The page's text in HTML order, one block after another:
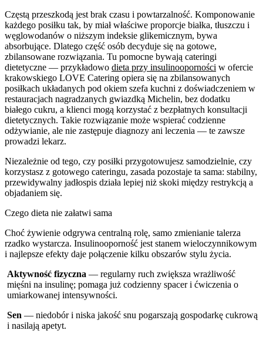
Częstą przeszkodą jest brak czasu i powtarzalność. Komponowanie
każdego posiłku tak, by miał właściwe proporcje białka, tłuszczu i
węglowodanów o niższym indeksie glikemicznym, bywa
absorbujące. Dlatego część osób decyduje się na gotowe,
zbilansowane rozwiązania. Tu pomocne bywają cateringi
dietetyczne — przykładowo dieta przy insulinooporności w ofercie
krakowskiego LOVE Catering opiera się na zbilansowanych
posiłkach układanych pod okiem szefa kuchni z doświadczeniem w
restauracjach nagradzanych gwiazdką Michelin, bez dodatku
białego cukru, a klienci mogą korzystać z bezpłatnych konsultacji
dietetycznych. Takie rozwiązanie może wspierać codzienne
odżywianie, ale nie zastępuje diagnozy ani leczenia — te zawsze
prowadzi lekarz.
Niezależnie od tego, czy posiłki przygotowujesz samodzielnie, czy
korzystasz z gotowego cateringu, zasada pozostaje ta sama: stabilny,
przewidywalny jadłospis działa lepiej niż skoki między restrykcją a
objadaniem się.
Czego dieta nie załatwi sama
Choć żywienie odgrywa centralną rolę, samo zmienianie talerza
rzadko wystarcza. Insulinooporność jest stanem wieloczynnikowym
i najlepsze efekty daje połączenie kilku obszarów stylu życia.
Aktywność fizyczna — regularny ruch zwiększa wrażliwość
mięśni na insulinę; pomaga już codzienny spacer i ćwiczenia o
umiarkowanej intensywności.
Sen — niedobór i niska jakość snu pogarszają gospodarkę cukrową
i nasilają apetyt.